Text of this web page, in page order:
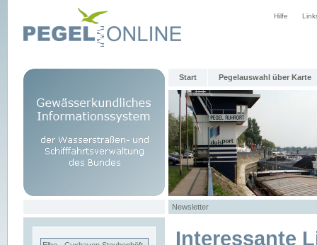
Hilfe
Start Pegelauswahl über Karte
Newsletter
Interessante